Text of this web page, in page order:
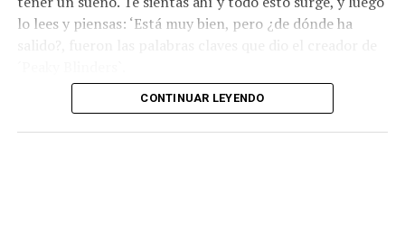
lo lees y piensas: ‘Está muy bien, pero ¿de dónde ha
CONTINUAR LEYENDO